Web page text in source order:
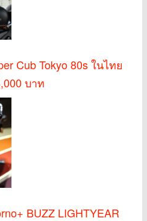
Cub Tokyo 80s ในไทย
บาท
BUZZ LIGHTYEAR